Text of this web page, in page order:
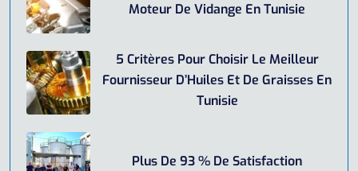
Moteur De Vidange En Tunisie
5 Critères Pour Choisir Le Meilleur
Fournisseur D’Huiles Et De Graisses En
Tunisie
Plus De 93 % De Satisfaction